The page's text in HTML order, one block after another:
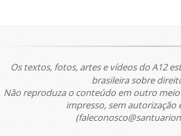
Os textos, fotos, artes e vídeos do A12
brasileira sobre
Não reproduza o conteúdo em outro
impresso, sem autorização